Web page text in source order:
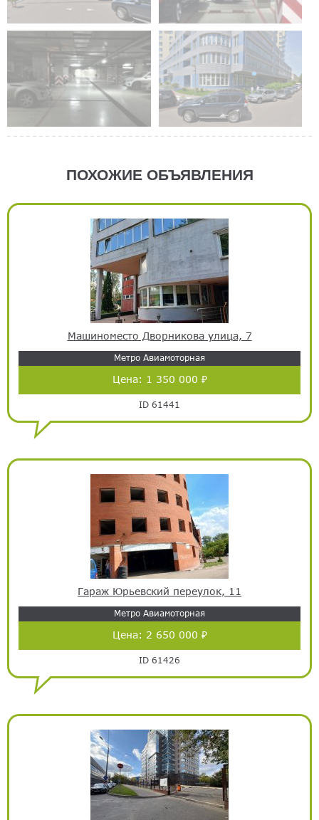
ПОХОЖИЕ ОБЪЯВЛЕНИЯ
Машиноместо Дворникова улица, 7
Метро Авиамоторная
Цена: 1 350 000 ₽
ID 61441
Гараж Юрьевский переулок, 11
Метро Авиамоторная
Цена: 2 650 000 ₽
ID 61426